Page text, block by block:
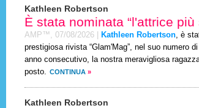
Kathleen Robertson
È stata nominata “l'attrice
AMP™, 07/08/2026 Kathleen Robertson, è
prestigiosa rivista “Glam'Mag”, nel suo numero
anno consecutivo, la nostra meravigliosa
posto. CONTINUA »
Kathleen Robertson